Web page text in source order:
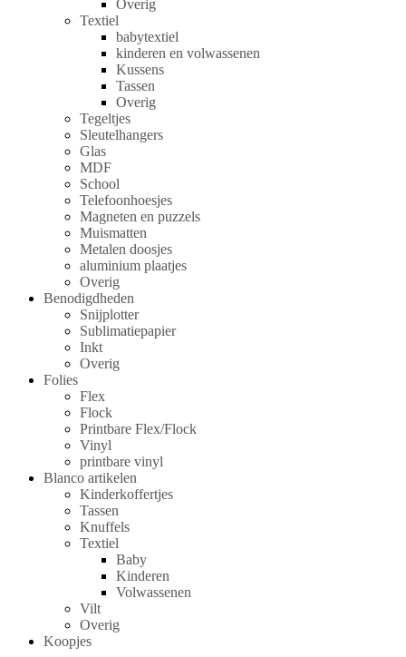
Overig
Textiel
babytextiel
kinderen en volwassenen
Kussens
Tassen
Overig
Tegeltjes
Sleutelhangers
Glas
MDF
School
Telefoonhoesjes
Magneten en puzzels
Muismatten
Metalen doosjes
aluminium plaatjes
Overig
Benodigdheden
Snijplotter
Sublimatiepapier
Inkt
Overig
Folies
Flex
Flock
Printbare Flex/Flock
Vinyl
printbare vinyl
Blanco artikelen
Kinderkoffertjes
Tassen
Knuffels
Textiel
Baby
Kinderen
Volwassenen
Vilt
Overig
Koopjes